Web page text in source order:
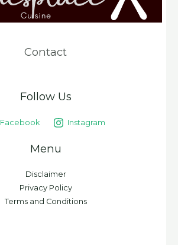
Contact
Follow Us
Facebook Instagram
Menu
Disclaimer
Privacy Policy
Terms and Conditions